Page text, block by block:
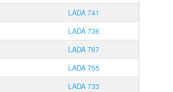
LADA 741
LADA 736
LADA 767
LADA 755
LADA 733